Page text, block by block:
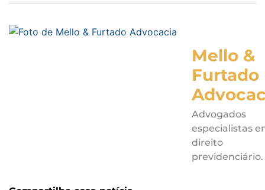
Mello &
Furtado
Advogados
especialistas
direito
previdenciário.